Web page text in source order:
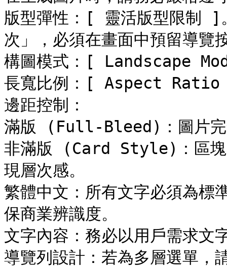
版型彈性：[ 靈活版型限制 ]
次」，必須在畫面中預留導覽
構圖模式：[ Landscape
長寬比例：[ Aspect
邊距控制：
滿版 (Full-Bleed)：圖片完
非滿版 (Card Style)：區塊
現層次感。
繁體中文：所有文字必須為標
保商業辨識度。
文字內容：務必以用戶需求文
導覽列設計：若為多層選單，